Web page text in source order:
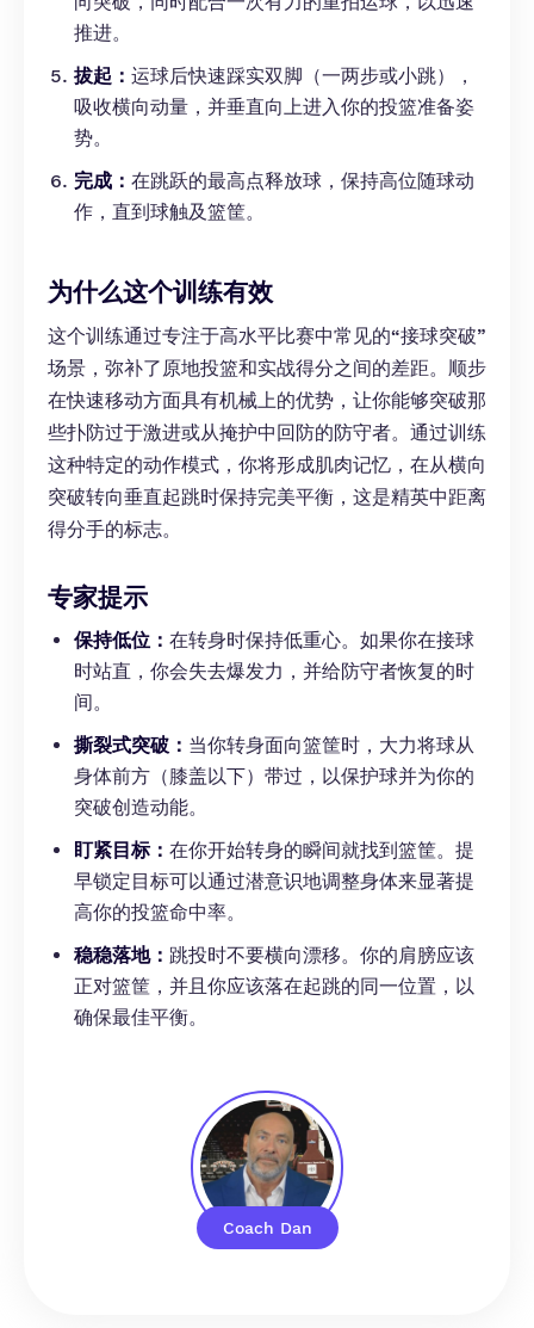
Coach Dan
推进。
拔起： 运球后快速踩实双脚（一两步或小跳），
吸收横向动量，并垂直向上进入你的投篮准备姿
势。
完成： 在跳跃的最高点释放球，保持高位随球动
作，直到球触及篮筐。
为什么这个训练有效
这个训练通过专注于高水平比赛中常见的“接球突破”
场景，弥补了原地投篮和实战得分之间的差距。顺步
在快速移动方面具有机械上的优势，让你能够突破那
些扑防过于激进或从掩护中回防的防守者。通过训练
这种特定的动作模式，你将形成肌肉记忆，在从横向
突破转向垂直起跳时保持完美平衡，这是精英中距离
得分手的标志。
专家提示
保持低位： 在转身时保持低重心。如果你在接球
时站直，你会失去爆发力，并给防守者恢复的时
间。
撕裂式突破： 当你转身面向篮筐时，大力将球从
身体前方（膝盖以下）带过，以保护球并为你的
突破创造动能。
盯紧目标： 在你开始转身的瞬间就找到篮筐。提
早锁定目标可以通过潜意识地调整身体来显著提
高你的投篮命中率。
稳稳落地： 跳投时不要横向漂移。你的肩膀应该
正对篮筐，并且你应该落在起跳的同一位置，以
确保最佳平衡。